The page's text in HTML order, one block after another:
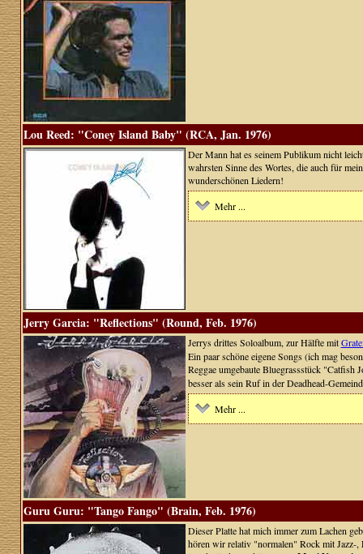
Lou Reed: "Coney Island Baby" (RCA, Jan. 1976)
Der Mann hat es seinem Publikum nicht
wahrsten Sinne des Wortes, die auch für
wunderschönen Liedern!
Mehr ...
Jerry Garcia: "Reflections" (Round, Feb. 1976)
Jerrys drittes Soloalbum, zur Hälfte mit
Ein paar schöne eigene Songs (ich mag
Reggae umgebaute Bluegrassstück
besser als sein Ruf in der Deadhead-
Mehr ...
Guru Guru: "Tango Fango" (Brain, Feb. 1976)
Dieser Platte hat mich immer zum Lachen
hören wir relativ "normalen" Rock mit Jazz-